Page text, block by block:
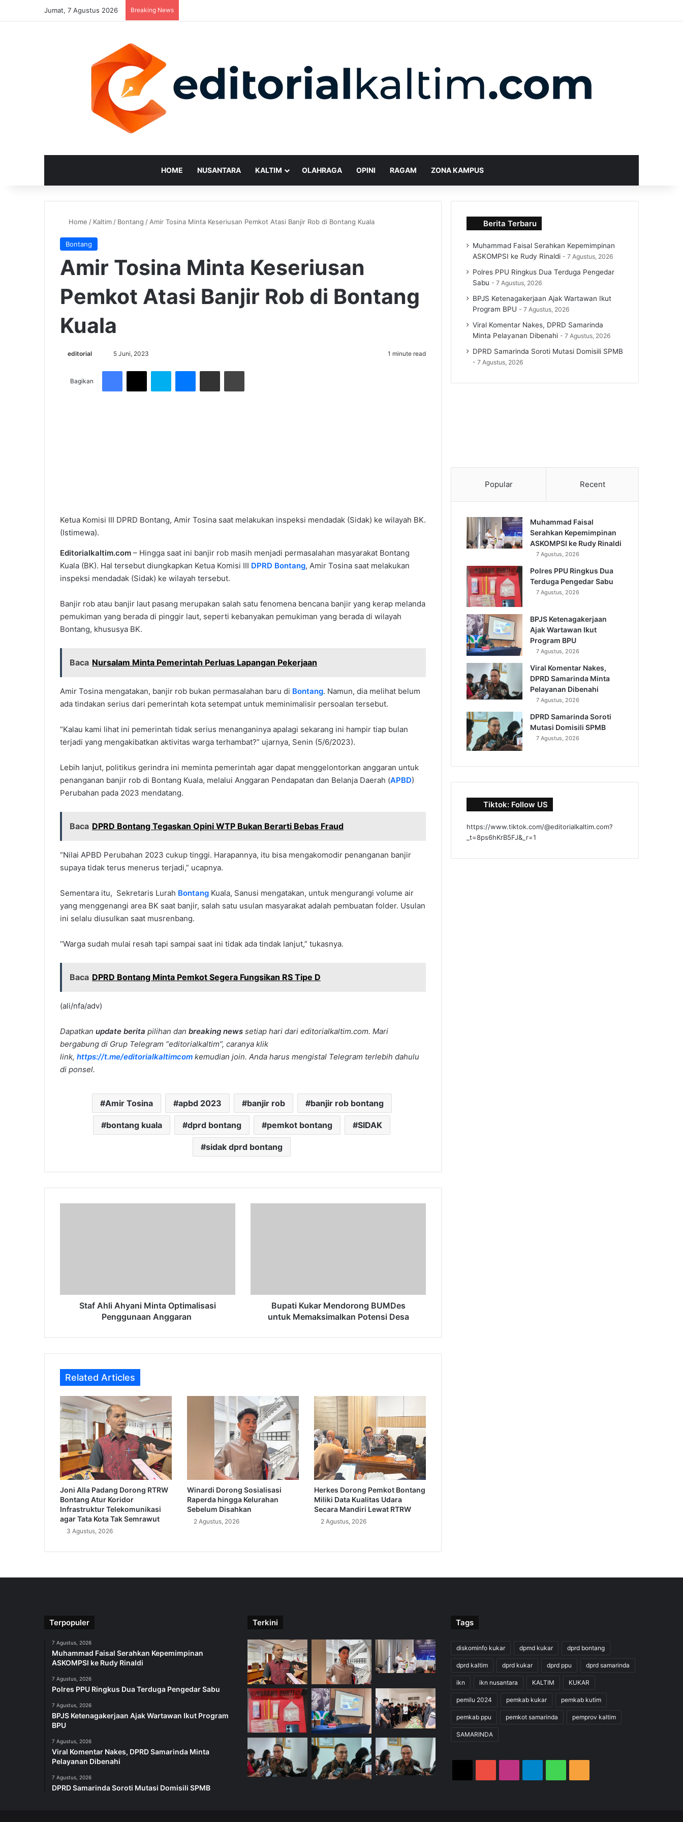
Jumat, 7 Agustus 2026 Breaking News
HOME NUSANTARA KALTIM OLAHRAGA OPINI RAGAM ZONA KAMPUS
Home / Kaltim / Bontang / Amir Tosina Minta Keseriusan Pemkot Atasi Banjir Rob di Bontang Kuala
Bontang
Amir Tosina Minta Keseriusan
Pemkot Atasi Banjir Rob di Bontang
Kuala
editorial 5 Juni, 2023 1 minute read
Bagikan
Facebook
X Skype Messenger
Share via Email Cetak
Ketua Komisi III DPRD Bontang, Amir Tosina saat melakukan inspeksi mendadak (Sidak) ke wilayah BK.
(Istimewa).
Editorialkaltim.com – Hingga saat ini banjir rob masih menjadi permasalahan masyarakat Bontang
Kuala (BK). Hal tersebut diungkapkan Ketua Komisi III DPRD Bontang, Amir Tosina saat melakukan
inspeksi mendadak (Sidak) ke wilayah tersebut.
Banjir rob atau banjir laut pasang merupakan salah satu fenomena bencana banjir yang kerap melanda
pemukiman yang berada di pinggir laut, seperti kebanyakan pemukiman yang berada di wilayah
Bontang, khususya BK.
Baca Nursalam Minta Pemerintah Perluas Lapangan Pekerjaan
Amir Tosina mengatakan, banjir rob bukan permasalahan baru di Bontang. Namun, dia melihat belum
ada tindakan serius dari pemerintah kota setempat untuk meminimalisir persoalan tersebut.
“Kalau kami lihat ini pemerintah tidak serius menanganinya apalagi sekarang ini hampir tiap bulan
terjadi yang mengakibatkan aktivitas warga terhambat?” ujarnya, Senin (5/6/2023).
Lebih lanjut, politikus gerindra ini meminta pemerintah agar dapat menggelontorkan anggaran untuk
penanganan banjir rob di Bontang Kuala, melalui Anggaran Pendapatan dan Belanja Daerah (APBD)
Perubahan pada 2023 mendatang.
Baca DPRD Bontang Tegaskan Opini WTP Bukan Berarti Bebas Fraud
“Nilai APBD Perubahan 2023 cukup tinggi. Harapannya, itu bisa mengakomodir penanganan banjir
supaya tidak terus menerus terjadi,” ucapnya.
Sementara itu, Sekretaris Lurah Bontang Kuala, Sanusi mengatakan, untuk mengurangi volume air
yang menggenangi area BK saat banjir, salah satu usulan masyarakat adalah pembuatan folder. Usulan
ini selalu diusulkan saat musrenbang.
“Warga sudah mulai resah tapi sampai saat ini tidak ada tindak lanjut,” tukasnya.
Baca DPRD Bontang Minta Pemkot Segera Fungsikan RS Tipe D
(ali/nfa/adv)
Dapatkan update berita pilihan dan breaking news setiap hari dari editorialkaltim.com. Mari
bergabung di Grup Telegram “editorialkaltim”, caranya klik
link, https://t.me/editorialkaltimcom kemudian join. Anda harus mengistal Telegram terlebih dahulu
di ponsel.
Amir Tosina apbd 2023 banjir rob banjir rob bontang
bontang kuala dprd bontang pemkot bontang SIDAK
sidak dprd bontang
Staf Ahli Ahyani Minta Optimalisasi
Penggunaan Anggaran
Bupati Kukar Mendorong BUMDes
untuk Memaksimalkan Potensi Desa
Related Articles
Joni Alla Padang Dorong RTRW
Bontang Atur Koridor
Infrastruktur Telekomunikasi
agar Tata Kota Tak Semrawut
3 Agustus, 2026
Winardi Dorong Sosialisasi
Raperda hingga Kelurahan
Sebelum Disahkan
2 Agustus, 2026
Herkes Dorong Pemkot Bontang
Miliki Data Kualitas Udara
Secara Mandiri Lewat RTRW
2 Agustus, 2026
Berita Terbaru
Muhammad Faisal Serahkan Kepemimpinan
ASKOMPSI ke Rudy Rinaldi
7 Agustus, 2026
Polres PPU Ringkus Dua Terduga Pengedar
Sabu
7 Agustus, 2026
BPJS Ketenagakerjaan Ajak Wartawan Ikut
Program BPU
7 Agustus, 2026
Viral Komentar Nakes, DPRD Samarinda
Minta Pelayanan Dibenahi
7 Agustus, 2026
DPRD Samarinda Soroti Mutasi Domisili SPMB
7 Agustus, 2026
Popular Recent
Muhammad Faisal
Serahkan Kepemimpinan
ASKOMPSI ke Rudy Rinaldi
7 Agustus, 2026
Polres PPU Ringkus Dua
Terduga Pengedar Sabu
7 Agustus, 2026
BPJS Ketenagakerjaan
Ajak Wartawan Ikut
Program BPU
7 Agustus, 2026
Viral Komentar Nakes,
DPRD Samarinda Minta
Pelayanan Dibenahi
7 Agustus, 2026
DPRD Samarinda Soroti
Mutasi Domisili SPMB
7 Agustus, 2026
Tiktok: Follow US
https://www.tiktok.com/@editorialkaltim.com?
_t=8ps6hKrB5FJ&_r=1
Terpopuler
7 Agustus, 2026
Muhammad Faisal Serahkan Kepemimpinan
ASKOMPSI ke Rudy Rinaldi
7 Agustus, 2026
Polres PPU Ringkus Dua Terduga Pengedar Sabu
7 Agustus, 2026
BPJS Ketenagakerjaan Ajak Wartawan Ikut Program
BPU
7 Agustus, 2026
Viral Komentar Nakes, DPRD Samarinda Minta
Pelayanan Dibenahi
7 Agustus, 2026
DPRD Samarinda Soroti Mutasi Domisili SPMB
Terkini Tags
diskominfo kukar dpmd kukar dprd bontang
dprd kaltim dprd kukar dprd ppu dprd samarinda
ikn ikn nusantara KALTIM KUKAR
pemilu 2024 pemkab kukar pemkab kutim
pemkab ppu pemkot samarinda pemprov kaltim
SAMARINDA